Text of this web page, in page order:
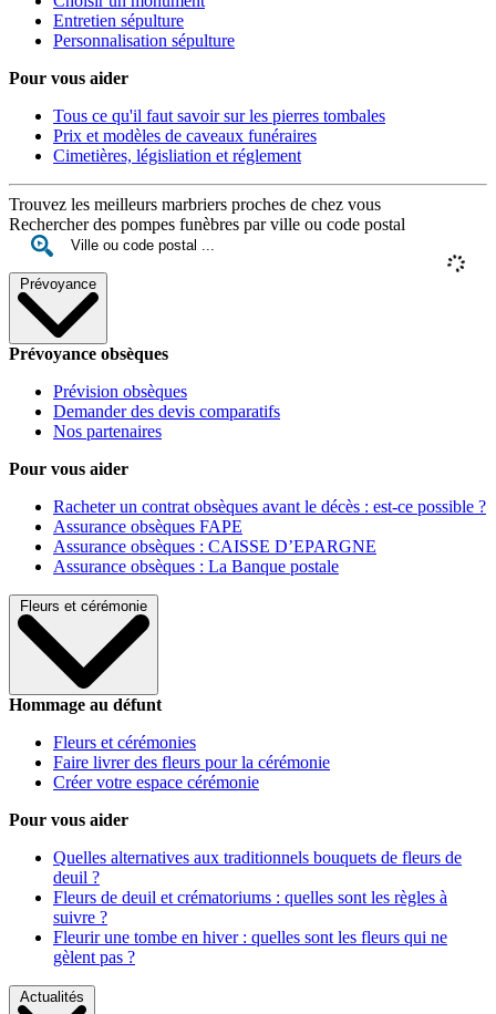
Entretien sépulture
Personnalisation sépulture
Pour vous aider
Tous ce qu'il faut savoir sur les pierres tombales
Prix et modèles de caveaux funéraires
Cimetières, législiation et réglement
Trouvez les meilleurs marbriers proches de chez vous
Rechercher des pompes funèbres par ville ou code postal
Prévoyance
Prévoyance obsèques
Prévision obsèques
Demander des devis comparatifs
Nos partenaires
Pour vous aider
Racheter un contrat obsèques avant le décès : est-ce possible ?
Assurance obsèques FAPE
Assurance obsèques : CAISSE D’EPARGNE
Assurance obsèques : La Banque postale
Fleurs et cérémonie
Hommage au défunt
Fleurs et cérémonies
Faire livrer des fleurs pour la cérémonie
Créer votre espace cérémonie
Pour vous aider
Quelles alternatives aux traditionnels bouquets de fleurs de
deuil ?
Fleurs de deuil et crématoriums : quelles sont les règles à
suivre ?
Fleurir une tombe en hiver : quelles sont les fleurs qui ne
gèlent pas ?
Actualités